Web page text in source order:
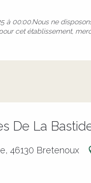
à 00:00.Nous ne
cet établissement,
De La
46130 Bretenoux